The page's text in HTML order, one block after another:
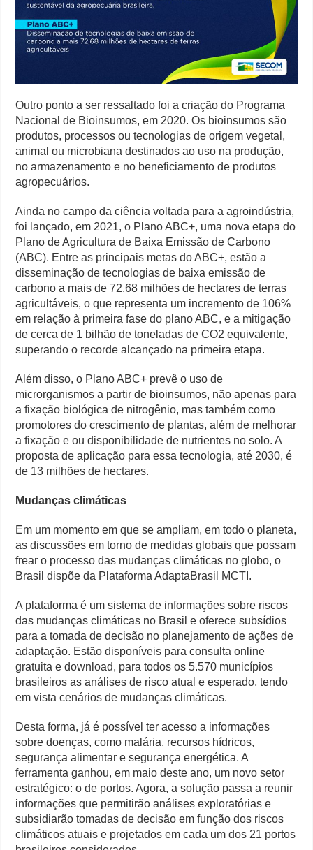
Outro ponto a ser ressaltado foi a criação do Programa
Nacional de Bioinsumos, em 2020. Os bioinsumos são
produtos, processos ou tecnologias de origem vegetal,
animal ou microbiana destinados ao uso na produção,
no armazenamento e no beneficiamento de produtos
agropecuários.
Ainda no campo da ciência voltada para a agroindústria,
foi lançado, em 2021, o Plano ABC+, uma nova etapa do
Plano de Agricultura de Baixa Emissão de Carbono
(ABC). Entre as principais metas do ABC+, estão a
disseminação de tecnologias de baixa emissão de
carbono a mais de 72,68 milhões de hectares de terras
agricultáveis, o que representa um incremento de 106%
em relação à primeira fase do plano ABC, e a mitigação
de cerca de 1 bilhão de toneladas de CO2 equivalente,
superando o recorde alcançado na primeira etapa.
Além disso, o Plano ABC+ prevê o uso de
microrganismos a partir de bioinsumos, não apenas para
a fixação biológica de nitrogênio, mas também como
promotores do crescimento de plantas, além de melhorar
a fixação e ou disponibilidade de nutrientes no solo. A
proposta de aplicação para essa tecnologia, até 2030, é
de 13 milhões de hectares.
Mudanças climáticas
Em um momento em que se ampliam, em todo o planeta,
as discussões em torno de medidas globais que possam
frear o processo das mudanças climáticas no globo, o
Brasil dispõe da Plataforma AdaptaBrasil MCTI.
A plataforma é um sistema de informações sobre riscos
das mudanças climáticas no Brasil e oferece subsídios
para a tomada de decisão no planejamento de ações de
adaptação. Estão disponíveis para consulta online
gratuita e download, para todos os 5.570 municípios
brasileiros as análises de risco atual e esperado, tendo
em vista cenários de mudanças climáticas.
Desta forma, já é possível ter acesso a informações
sobre doenças, como malária, recursos hídricos,
segurança alimentar e segurança energética. A
ferramenta ganhou, em maio deste ano, um novo setor
estratégico: o de portos. Agora, a solução passa a reunir
informações que permitirão análises exploratórias e
subsidiarão tomadas de decisão em função dos riscos
climáticos atuais e projetados em cada um dos 21 portos